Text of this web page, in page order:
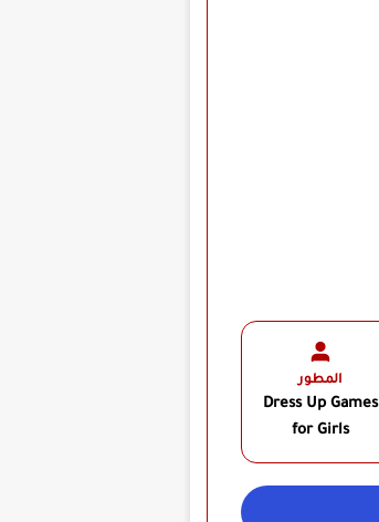
المطور
Dress Up Games
for Girls